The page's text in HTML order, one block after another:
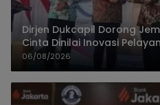
Dirjen Dukcapil Dorong
Cinta Dinilai Inovasi
06/08/2026